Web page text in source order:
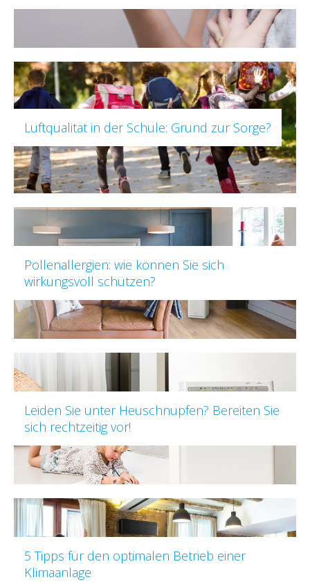
Luftqualität in der Schule: Grund zur Sorge?
Pollenallergien: wie können Sie sich
wirkungsvoll schützen?
Leiden Sie unter Heuschnupfen? Bereiten Sie
sich rechtzeitig vor!
5 Tipps für den optimalen Betrieb einer
Klimaanlage